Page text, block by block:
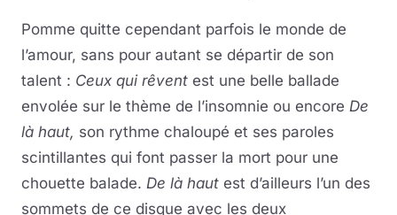
Pomme quitte cependant parfois le monde de
l’amour, sans pour autant se départir de son
talent : Ceux qui rêvent est une belle ballade
envolée sur le thème de l’insomnie ou encore De
là haut, son rythme chaloupé et ses paroles
scintillantes qui font passer la mort pour une
chouette balade. De là haut est d’ailleurs l’un des
sommets de ce disque avec les deux